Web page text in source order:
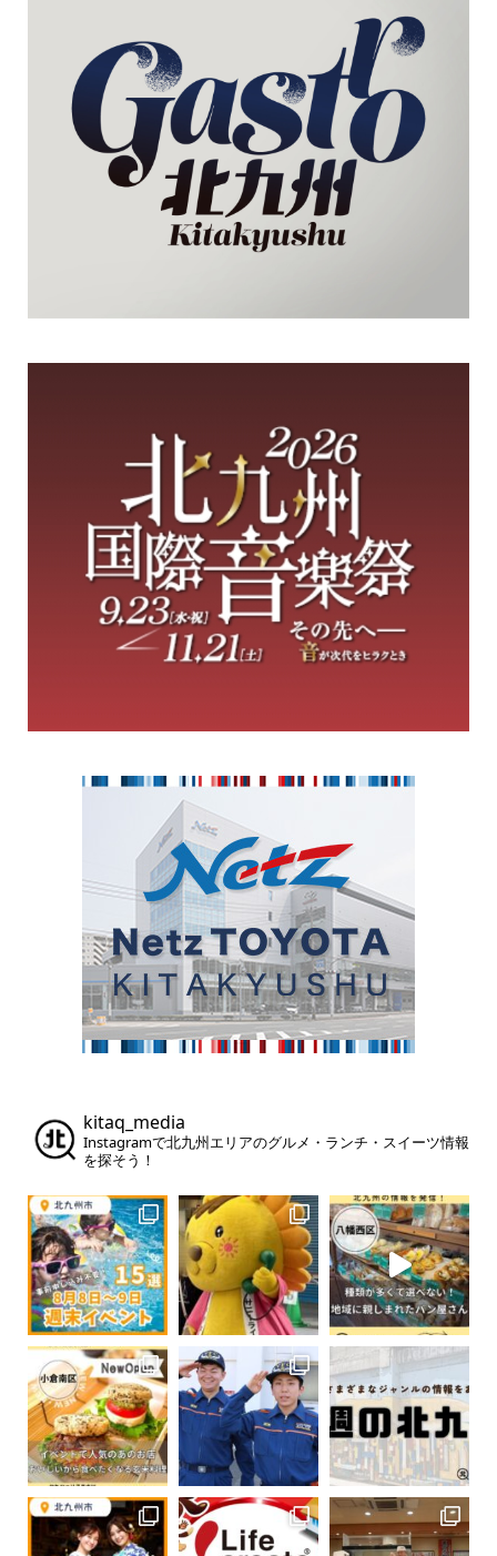
kitaq_media
Instagramで北九州エリアのグルメ・ランチ・スイーツ情報
を探そう！